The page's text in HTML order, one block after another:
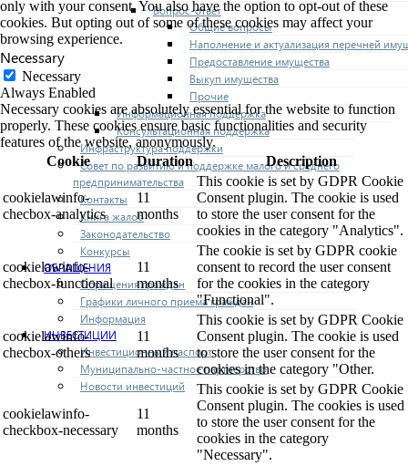
Вопрос-ответ
Общие вопросы
Наполнение и актуализация перечней
Предоставление имущества
Выкуп имущества
Прочие
Информационная поддержка
Консультационная поддержка
Инфраструктура поддержки
Совет по развитию и поддержке малого и среднего
предпринимательства
Контакты
Книга жалоб
Законодательство
Конкурсы
ОБРАЩЕНИЯ
Обращения граждан
Графики личного приема граждан
Информация
ИНВЕСТИЦИИ
Инвестиционный паспорт
Муниципально-частное партнерство
Новости инвестиций
only with your consent. You also have the option to opt-out of these
cookies. But opting out of some of these cookies may affect your
browsing experience.
Necessary
Necessary
Always Enabled
Necessary cookies are absolutely essential for the website to function
properly. These cookies ensure basic functionalities and security
features of the website, anonymously.
Cookie
Duration Description
cookielawinfo-
checbox-analytics
11
months
This cookie is set by GDPR Cookie
Consent plugin. The cookie is used
to store the user consent for the
cookies in the category "Analytics".
cookielawinfo-
checbox-functional
11
months
The cookie is set by GDPR cookie
consent to record the user consent
for the cookies in the category
"Functional".
cookielawinfo-
checbox-others
11
months
This cookie is set by GDPR Cookie
Consent plugin. The cookie is used
to store the user consent for the
cookies in the category "Other.
cookielawinfo-
checkbox-necessary
11
months
This cookie is set by GDPR Cookie
Consent plugin. The cookies is used
to store the user consent for the
cookies in the category
"Necessary".